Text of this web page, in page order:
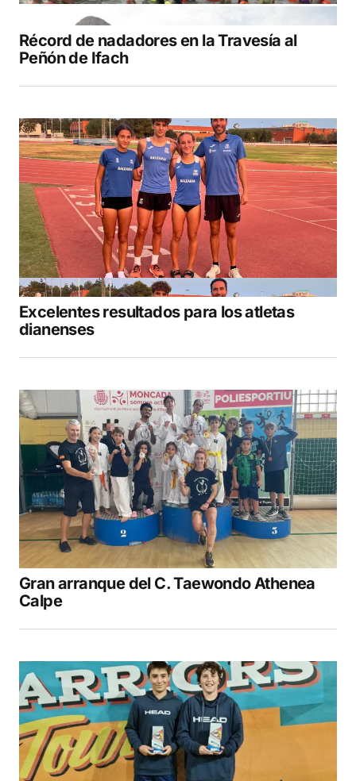
Récord de nadadores en la Travesía al
Peñón de Ifach
Excelentes resultados para los atletas
dianenses
Gran arranque del C. Taewondo Athenea
Calpe